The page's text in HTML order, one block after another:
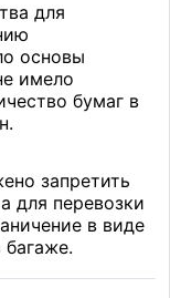
для
основы
имело
бумаг в
запретить
для перевозки
в виде
багаже.